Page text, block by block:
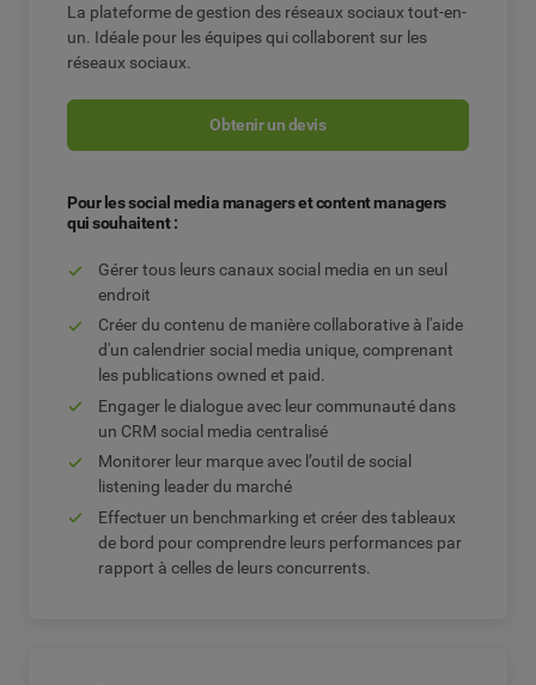
La plateforme de gestion des réseaux sociaux tout-en-
un. Idéale pour les équipes qui collaborent sur les
réseaux sociaux.
Obtenir un devis
Pour les social media managers et content managers
qui souhaitent :
Gérer tous leurs canaux social media en un seul
endroit
Créer du contenu de manière collaborative à l'aide
d'un calendrier social media unique, comprenant
les publications owned et paid.
Engager le dialogue avec leur communauté dans
un CRM social media centralisé
Monitorer leur marque avec l’outil de social
listening leader du marché
Effectuer un benchmarking et créer des tableaux
de bord pour comprendre leurs performances par
rapport à celles de leurs concurrents.